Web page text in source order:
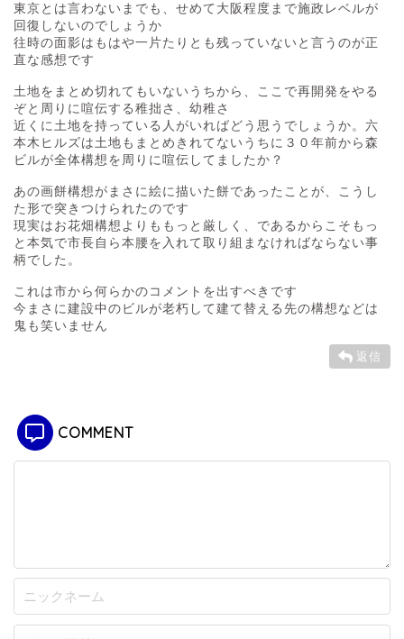
東京とは言わないまでも、せめて大阪程度まで施政レベルが
回復しないのでしょうか
往時の面影はもはや一片たりとも残っていないと言うのが正
直な感想です
土地をまとめ切れてもいないうちから、ここで再開発をやる
ぞと周りに喧伝する稚拙さ、幼稚さ
近くに土地を持っている人がいればどう思うでしょうか。六
本木ヒルズは土地もまとめきれてないうちに３０年前から森
ビルが全体構想を周りに喧伝してましたか？
あの画餅構想がまさに絵に描いた餅であったことが、こうし
た形で突きつけられたのです
現実はお花畑構想よりももっと厳しく、であるからこそもっ
と本気で市長自ら本腰を入れて取り組まなければならない事
柄でした。
これは市から何らかのコメントを出すべきです
今まさに建設中のビルが老朽して建て替える先の構想などは
鬼も笑いません
返信
COMMENT